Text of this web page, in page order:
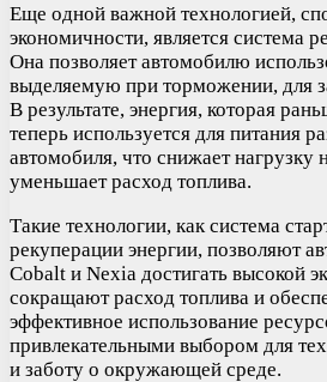
Еще одной важной технологией,
экономичности, является система
Она позволяет автомобилю
выделяемую при торможении, для
В результате, энергия, которая
теперь используется для питания
автомобиля, что снижает нагрузку
уменьшает расход топлива.
Такие технологии, как система
рекуперации энергии, позволяют
Cobalt и Nexia достигать высокой
сокращают расход топлива и
эффективное использование
привлекательными выбором для
и заботу о окружающей среде.